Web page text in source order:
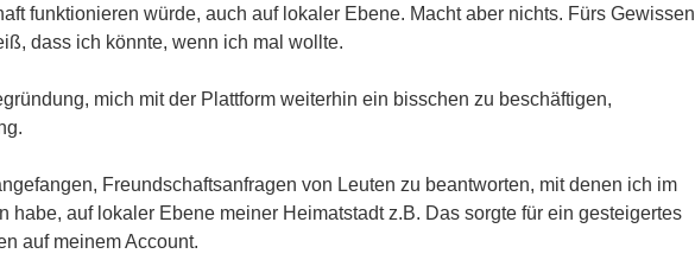
funktionieren würde, auch auf lokaler Ebene. Macht aber nichts. Fürs Gewissen
dass ich könnte, wenn ich mal wollte.
mich mit der Plattform weiterhin ein bisschen zu beschäftigen,
Freundschaftsanfragen von Leuten zu beantworten, mit denen ich im
habe, auf lokaler Ebene meiner Heimatstadt z.B. Das sorgte für ein gesteigertes
auf meinem Account.